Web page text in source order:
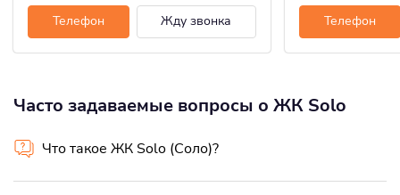
Телефон Жду звонка Телефон
Часто задаваемые вопросы о ЖК Solo
Что такое ЖК Solo (Соло)?